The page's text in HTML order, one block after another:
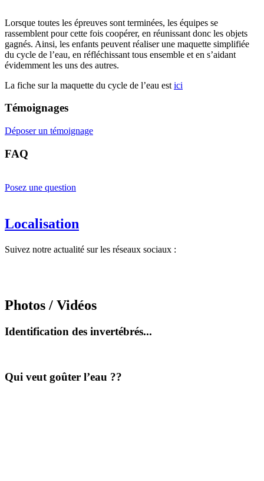
Lorsque toutes les épreuves sont terminées, les équipes se
rassemblent pour cette fois coopérer, en réunissant donc les objets
gagnés. Ainsi, les enfants peuvent réaliser une maquette simplifiée
du cycle de l’eau, en réfléchissant tous ensemble et en s’aidant
évidemment les uns des autres.
La fiche sur la maquette du cycle de l’eau est ici
Témoignages
Déposer un témoignage
FAQ
Posez une question
Localisation
Suivez notre actualité sur les réseaux sociaux :
Photos / Vidéos
Identification des invertébrés...
Qui veut goûter l’eau ??